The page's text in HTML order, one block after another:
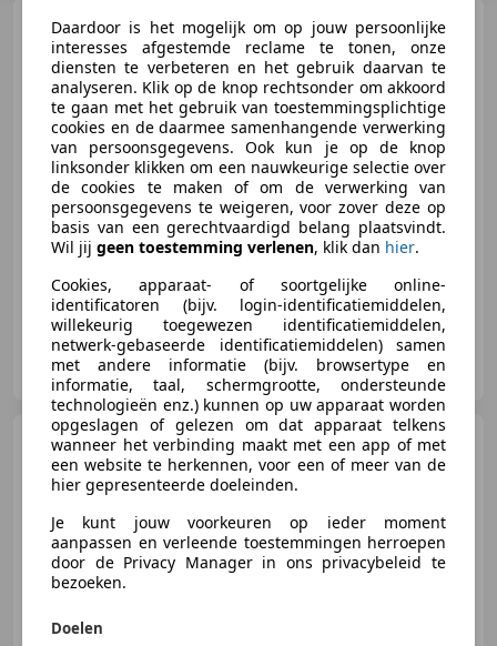
Ducati XDiavel Tour
XDiavel|2018|152pk|17953KM|
€ 14.499 1
11/2018 17.953 km Benzine 112 kW (152 PK)
RidderCar Ridderkerk
NL-2984 AT RIDDERKERK
Ducati XDiavel BLACK
STAR |160PK|1500CC|LIMITED
EDITION|1/50|11k
€ 23.999
Daardoor is het mogelijk om op jouw persoonlijke
interesses afgestemde reclame te tonen, onze
diensten te verbeteren en het gebruik daarvan te
analyseren. Klik op de knop rechtsonder om akkoord
te gaan met het gebruik van toestemmingsplichtige
cookies en de daarmee samenhangende verwerking
van persoonsgegevens. Ook kun je op de knop
linksonder klikken om een nauwkeurige selectie over
de cookies te maken of om de verwerking van
persoonsgegevens te weigeren, voor zover deze op
basis van een gerechtvaardigd belang plaatsvindt.
Wil jij geen toestemming verlenen, klik dan hier.
Cookies, apparaat- of soortgelijke online-
identificatoren (bijv. login-identificatiemiddelen,
willekeurig toegewezen identificatiemiddelen,
netwerk-gebaseerde identificatiemiddelen) samen
met andere informatie (bijv. browsertype en
informatie, taal, schermgrootte, ondersteunde
technologieën enz.) kunnen op uw apparaat worden
opgeslagen of gelezen om dat apparaat telkens
wanneer het verbinding maakt met een app of met
een website te herkennen, voor een of meer van de
hier gepresenteerde doeleinden.
Je kunt jouw voorkeuren op ieder moment
aanpassen en verleende toestemmingen herroepen
door de Privacy Manager in ons privacybeleid te
bezoeken.
Doelen